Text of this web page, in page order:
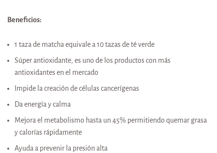
Beneficios:
1 taza de matcha equivale a 10 tazas de té verde
Súper antioxidante, es uno de los productos con más
antioxidantes en el mercado
Impide la creación de células cancerígenas
Da energía y calma
Mejora el metabolismo hasta un 45% permitiendo quemar grasa
y calorías rápidamente
Ayuda a prevenir la presión alta